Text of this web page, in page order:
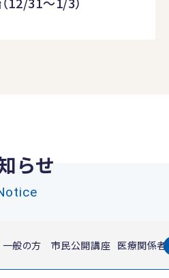
らせ
一般の方 市民公開講座 医療関係